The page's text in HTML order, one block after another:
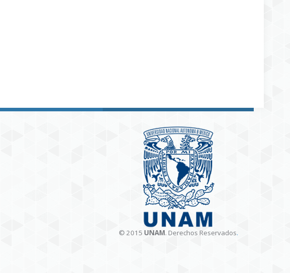
© 2015 UNAM. Derechos Reservados.